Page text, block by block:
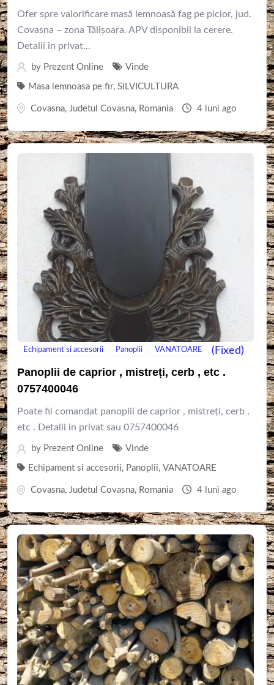
Ofer spre valorificare masă lemnoasă fag pe picior, jud.
Covasna – zona Tălișoara. APV disponibil la cerere.
Detalii în privat...
by Prezent Online Vinde
Masa lemnoasa pe fir, SILVICULTURA
Covasna, Judetul Covasna, Romania 4 luni ago
Echipament si accesorii Panoplii VANATOARE (Fixed)
Panoplii de caprior , mistreți, cerb , etc .
0757400046
Poate fii comandat panoplii de caprior , mistreți, cerb ,
etc . Detalii in privat sau 0757400046
by Prezent Online Vinde
Echipament si accesorii, Panoplii, VANATOARE
Covasna, Judetul Covasna, Romania 4 luni ago